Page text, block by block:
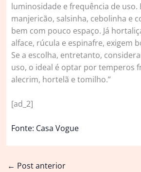
luminosidade e frequência de uso.
manjericão, salsinha, cebolinha e
bem com pouco espaço. Já
alface, rúcula e espinafre, exigem
Se a escolha, entretanto,
uso, o ideal é optar por temperos
alecrim, hortelã e tomilho.”
[ad_2]
Fonte: Casa Vogue
← Post anterior